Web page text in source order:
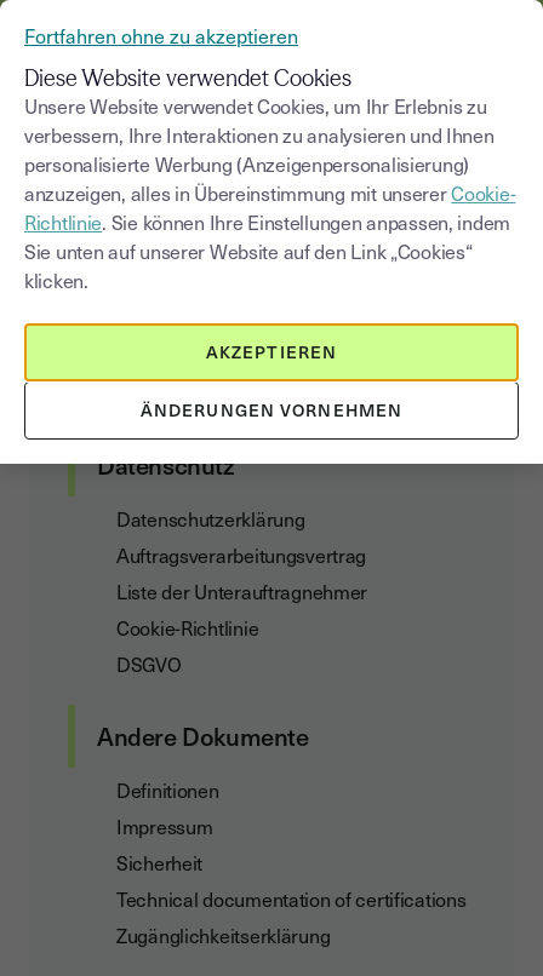
Youtrust& die DSGVO
Allgemeine Nutzungs- und
Abonnementbedingungen
Datenschutz
Datenschutzerklärung
Auftragsverarbeitungsvertrag
Liste der Unterauftragnehmer
Cookie-Richtlinie
DSGVO
Andere Dokumente
Definitionen
Impressum
Sicherheit
Technical documentation of certifications
Zugänglichkeitserklärung
Fortfahren ohne zu akzeptieren
Diese Website verwendet Cookies
Unsere Website verwendet Cookies, um Ihr Erlebnis zu
verbessern, Ihre Interaktionen zu analysieren und Ihnen
personalisierte Werbung (Anzeigenpersonalisierung)
anzuzeigen, alles in Übereinstimmung mit unsererCookie-
Richtlinie. Sie können Ihre Einstellungen anpassen, indem
Sie unten auf unserer Website auf den Link „Cookies“
klicken.
ÄNDERUNGEN VORNEHMEN
AKZEPTIEREN